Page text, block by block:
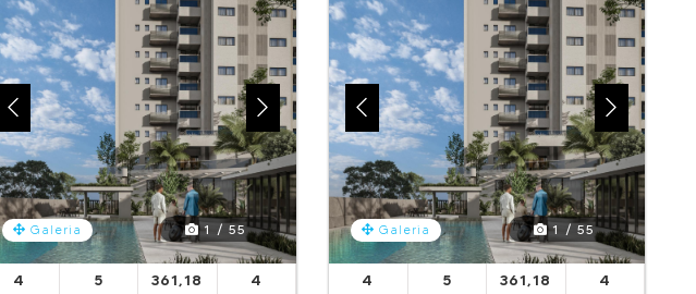
Galeria 1 / 55
4 5 361,18 4
Galeria 1 / 55
4 5 361,18 4